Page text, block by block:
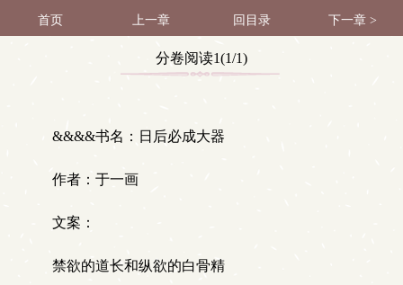
首页 上一章 回目录 下一章 >
分卷阅读1(1/1)
&&&&书名：日后必成大器
作者：于一画
文案：
禁欲的道长和纵欲的白骨精